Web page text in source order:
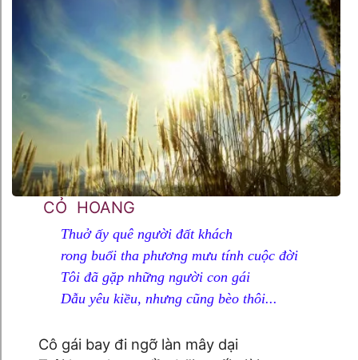
CỎ HOANG
Thuở ấy quê người đất khách
rong buổi tha phương mưu tính cuộc đời
Tôi đã gặp những người con gái
Dẫu yêu kiều, nhưng cũng bèo thôi...
Cô gái bay đi ngỡ làn mây dại